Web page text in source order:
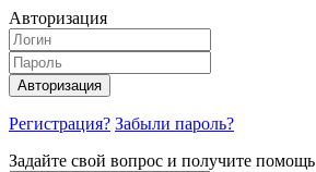
Авторизация
Авторизация
Регистрация? Забыли пароль?
Задайте свой вопрос и получите помощь